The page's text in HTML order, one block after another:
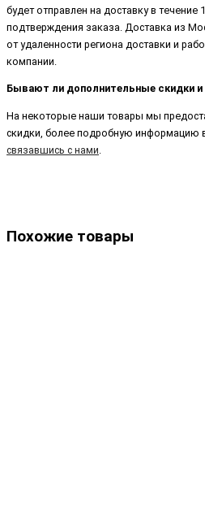
будет отправлен на доставку в течение
подтверждения заказа. Доставка из
от удаленности региона доставки и
компании.
Бывают ли дополнительные скидки и
На некоторые наши товары мы
скидки, более подробную информацию
связавшись с нами
Похожие товары